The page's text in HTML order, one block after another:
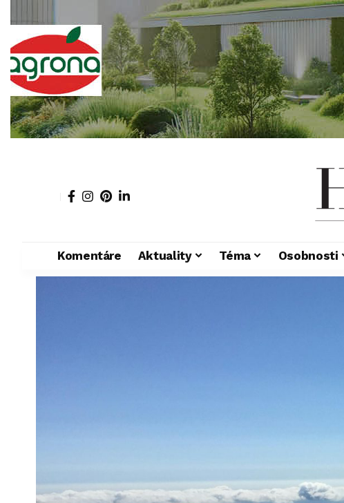
Komentáre Aktuality Téma Osobnosti